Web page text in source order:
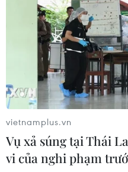
#Kim Jong Un
#Quân đội
#Đại học Chính trị Kim Nhật
vietnamplus.vn
Vụ xả súng tại Thái
vi của nghi phạm